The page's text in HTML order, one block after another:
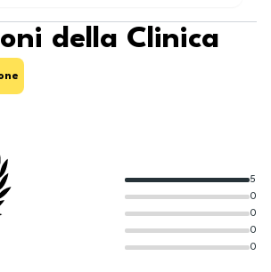
della Clinica
0
0
0
0
5